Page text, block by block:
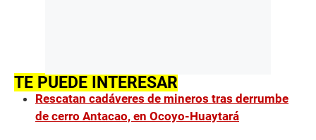
TE PUEDE INTERESAR
Rescatan cadáveres de mineros tras derrumbe
de cerro Antacao, en Ocoyo-Huaytará